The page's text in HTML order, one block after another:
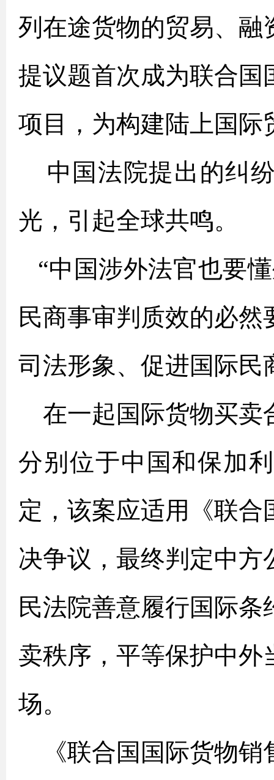
列在途货物的贸易、融
提议题首次成为联合国
项目，为构建陆上国际
中国法院提出的纠
光，引起全球共鸣。
“中国涉外法官也要
民商事审判质效的必
司法形象、促进国际民
在一起国际货物买卖
分别位于中国和保加
定，该案应适用《联
决争议，最终判定中
民法院善意履行国际
卖秩序，平等保护中
场。
《联合国国际货物销